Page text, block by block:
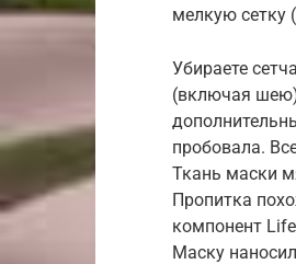
мелкую сетку
Убираете
(включая
пробовала.
Ткань маски
Пропитка
компонент
Маску